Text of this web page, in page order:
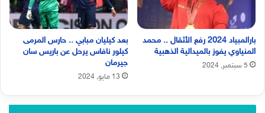
بارالمبياد 2024 رفع الأثقال .. محمد
المنياوي يفوز بالميدالية الذهبية
5 سبتمبر, 2024
بعد كيليان مبابي .. حارس المرمى
كيلور نافاس يرحل عن باريس سان
جيرمان
13 مايو, 2024